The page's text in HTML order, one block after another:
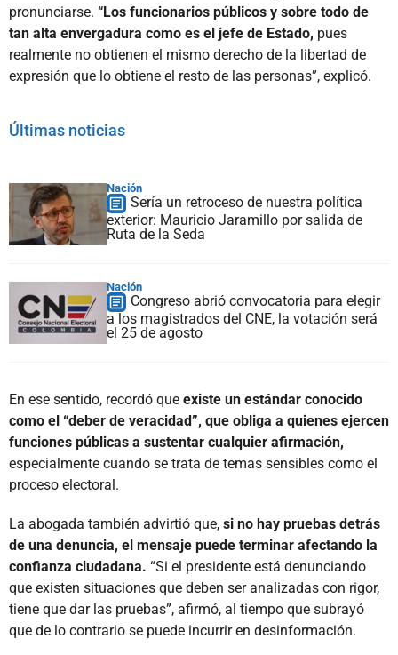
pronunciarse. “Los funcionarios públicos y sobre todo de
tan alta envergadura como es el jefe de Estado, pues
realmente no obtienen el mismo derecho de la libertad de
expresión que lo obtiene el resto de las personas”, explicó.
Últimas noticias
Nación
Sería un retroceso de nuestra política
exterior: Mauricio Jaramillo por salida de
Ruta de la Seda
Nación
Congreso abrió convocatoria para elegir
a los magistrados del CNE, la votación será
el 25 de agosto
En ese sentido, recordó que existe un estándar conocido
como el “deber de veracidad”, que obliga a quienes ejercen
funciones públicas a sustentar cualquier afirmación,
especialmente cuando se trata de temas sensibles como el
proceso electoral.
La abogada también advirtió que, si no hay pruebas detrás
de una denuncia, el mensaje puede terminar afectando la
confianza ciudadana. “Si el presidente está denunciando
que existen situaciones que deben ser analizadas con rigor,
tiene que dar las pruebas”, afirmó, al tiempo que subrayó
que de lo contrario se puede incurrir en desinformación.